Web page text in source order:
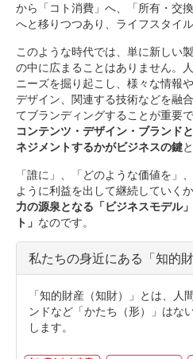
から「コト消費」へ、「所有・交
へと移りつつあり、ライフスタイ
このような時代では、単に新しい
の中に広まることはありません。
ニーズを掘り起こし、様々な情報
デザイン、関連する技術などを融
てブランディングすることが重要で
コンテンツ・デザイン・ブランド
ネジメントするかがビジネスの鍵
「誰に」、「どのような価値を」
ように利益を出して継続していく
力の源泉となる「ビジネスモデル
ト」 なのです。
私たちの身近にある「知的財
「知的財産（知財）」とは、人
ンドなど「かたち（形）」はな
します。